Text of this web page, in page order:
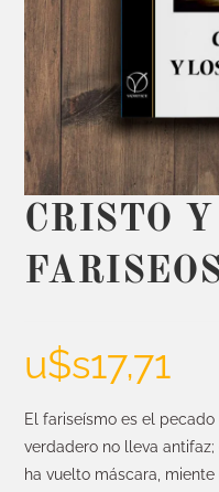
CRISTO
u$s17,71
El fariseísmo es el
verdadero no lleva
ha vuelto máscara,